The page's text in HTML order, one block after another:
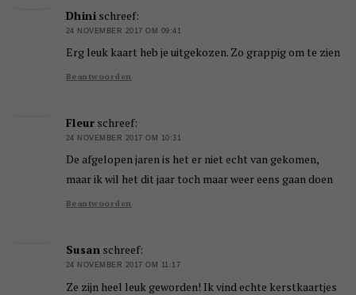
Dhini schreef:
24 NOVEMBER 2017 OM 09:41
Erg leuk kaart heb je uitgekozen. Zo grappig om te zien
Beantwoorden
Fleur schreef:
24 NOVEMBER 2017 OM 10:31
De afgelopen jaren is het er niet echt van gekomen,
maar ik wil het dit jaar toch maar weer eens gaan doen
Beantwoorden
Susan schreef:
24 NOVEMBER 2017 OM 11:17
Ze zijn heel leuk geworden! Ik vind echte kerstkaartjes